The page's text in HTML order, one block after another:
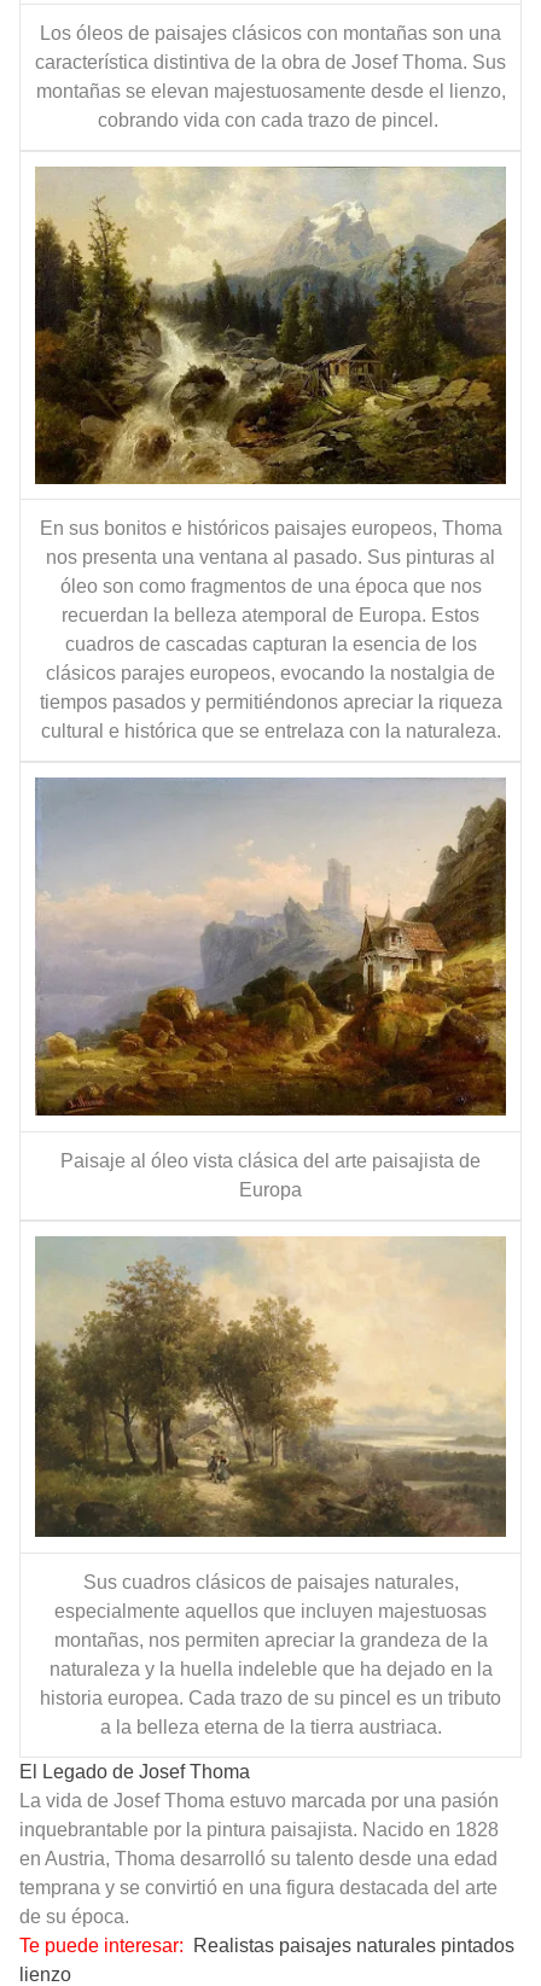
Los óleos de paisajes clásicos con montañas son una
característica distintiva de la obra de Josef Thoma. Sus
montañas se elevan majestuosamente desde el lienzo,
cobrando vida con cada trazo de pincel.
En sus bonitos e históricos paisajes europeos, Thoma
nos presenta una ventana al pasado. Sus pinturas al
óleo son como fragmentos de una época que nos
recuerdan la belleza atemporal de Europa. Estos
cuadros de cascadas capturan la esencia de los
clásicos parajes europeos, evocando la nostalgia de
tiempos pasados y permitiéndonos apreciar la riqueza
cultural e histórica que se entrelaza con la naturaleza.
Paisaje al óleo vista clásica del arte paisajista de
Europa
Sus cuadros clásicos de paisajes naturales,
especialmente aquellos que incluyen majestuosas
montañas, nos permiten apreciar la grandeza de la
naturaleza y la huella indeleble que ha dejado en la
historia europea. Cada trazo de su pincel es un tributo
a la belleza eterna de la tierra austriaca.
El Legado de Josef Thoma
La vida de Josef Thoma estuvo marcada por una pasión
inquebrantable por la pintura paisajista. Nacido en 1828
en Austria, Thoma desarrolló su talento desde una edad
temprana y se convirtió en una figura destacada del arte
de su época.
Te puede interesar:
Realistas paisajes naturales pintados
lienzo